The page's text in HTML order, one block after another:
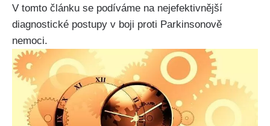
V tomto článku se podíváme na nejefektivnější
diagnostické postupy v boji proti Parkinsonově
nemoci.